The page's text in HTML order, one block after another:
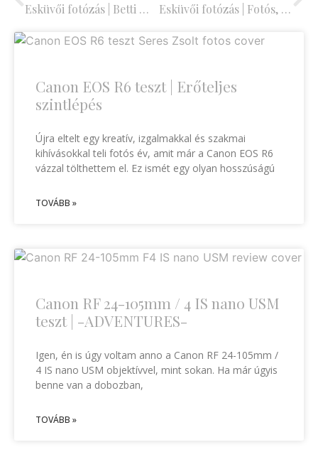
Esküvői fotózás | Betti & Dani, avagy a nagy visszatérésem az esküvői fotósok világába
Esküvői fotózás | Fotós, fotósnak esküvői fotósa – avagy éles bevetésen A Canon rendezvényobjektív
Canon EOS R6 teszt | Erőteljes
szintlépés
Újra eltelt egy kreatív, izgalmakkal és szakmai
kihívásokkal teli fotós év, amit már a Canon EOS R6
vázzal tölthettem el. Ez ismét egy olyan hosszúságú
TOVÁBB »
Canon RF 24-105mm / 4 IS nano USM
teszt | -ADVENTURES-
Igen, én is úgy voltam anno a Canon RF 24-105mm /
4 IS nano USM objektívvel, mint sokan. Ha már úgyis
benne van a dobozban,
TOVÁBB »